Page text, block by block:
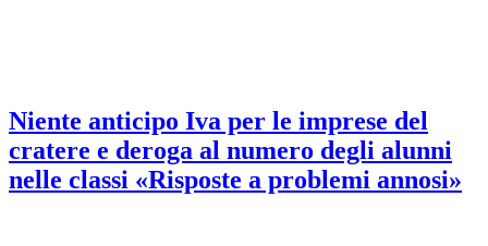
Niente anticipo Iva per le imprese del
cratere e deroga al numero degli alunni
nelle classi «Risposte a problemi annosi»